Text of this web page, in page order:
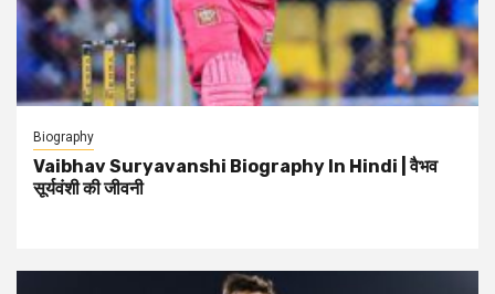
Biography
Vaibhav Suryavanshi Biography In Hindi | वैभव
सूर्यवंशी की जीवनी